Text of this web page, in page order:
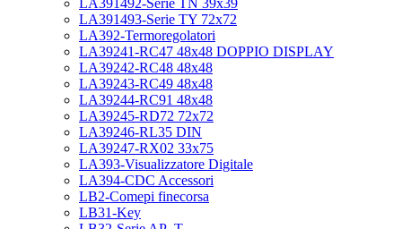
LA391492-Serie TN 39x39
LA391493-Serie TY 72x72
LA392-Termoregolatori
LA39241-RC47 48x48 DOPPIO DISPLAY
LA39242-RC48 48x48
LA39243-RC49 48x48
LA39244-RC91 48x48
LA39245-RD72 72x72
LA39246-RL35 DIN
LA39247-RX02 33x75
LA393-Visualizzatore Digitale
LA394-CDC Accessori
LB2-Comepi finecorsa
LB31-Key